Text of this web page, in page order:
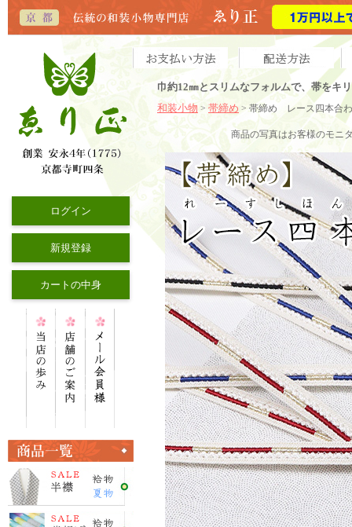
ログイン
新規登録
カートの中身
巾約12㎜とスリムなフォルムで、帯をキ
和装小物 > 帯締め > 帯締め レース四本合
商品の写真はお客様のモニ